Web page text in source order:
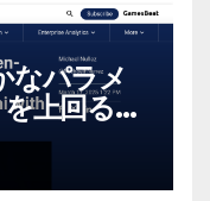
なパラメ
上回る新
デルをリ